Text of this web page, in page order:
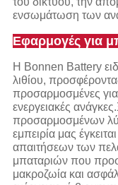
ενσωμάτωση των
Εφαρμογές για
Η Bonnen Battery
λιθίου,
προσαρμοσμένες για
ενεργειακές
προσαρμοσμένων
εμπειρία μας
απαιτήσεων των
μπαταριών που
μακροζωία και